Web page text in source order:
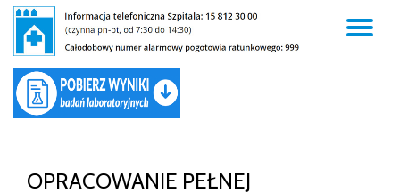
content
OPRACOWANIE PEŁNEJ